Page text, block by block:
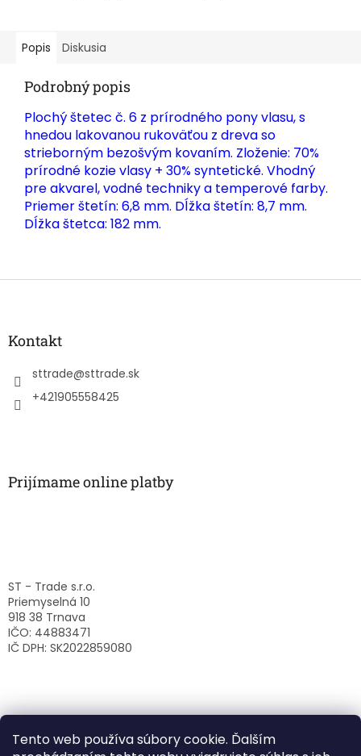
Tento web používa súbory cookie. Ďalším
Popis Diskusia
Podrobný popis
Plochý štetec č. 6 z prírodného pony vlasu, s
hnedou lakovanou rukoväťou z dreva so
strieborným bezošvým kovaním. Zloženie: 70%
prírodné kozie vlasy + 30% syntetické. Vhodný
pre akvarel, vodné techniky a temperové farby.
Priemer štetín: 6,8 mm. Dĺžka štetín: 8,7 mm.
Dĺžka štetca: 182 mm.
Z
Kontakt
sttrade@sttrade.sk
+421905558425
Prijímame online platby
ST - Trade s.r.o.
Priemyselná 10
918 38 Trnava
IČO: 44883471
IČ DPH: SK2022859080